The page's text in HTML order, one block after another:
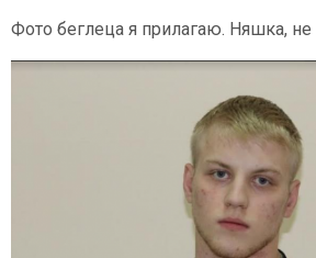
Фото беглеца я прилагаю. Няшка, не